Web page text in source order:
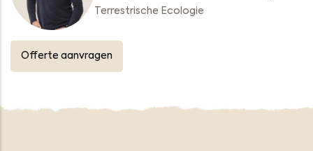
Terrestrische Ecologie
Offerte aanvragen